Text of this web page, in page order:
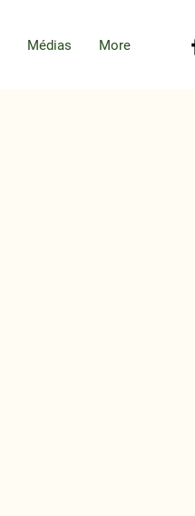
Médias More